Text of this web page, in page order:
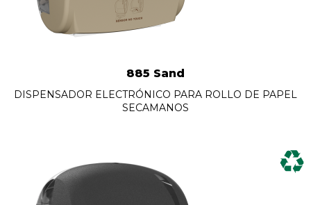
885 Sand
DISPENSADOR ELECTRÓNICO PARA ROLLO DE PAPEL
SECAMANOS